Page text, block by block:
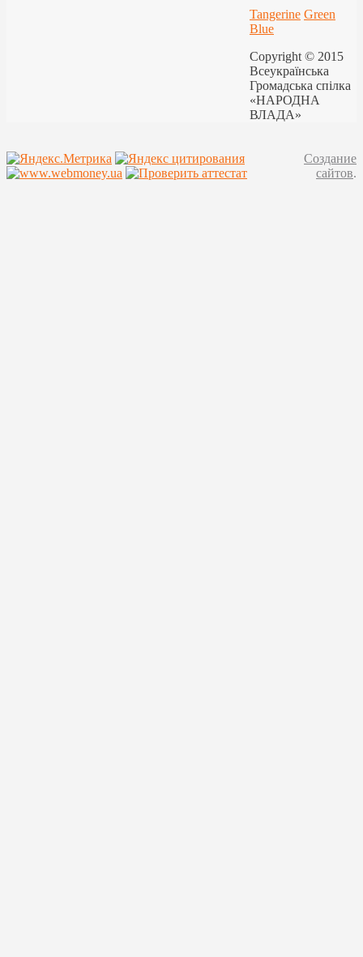
Tangerine Green
Blue
Copyright © 2015
Всеукраїнська
Громадська спілка
«НАРОДНА
ВЛАДА»
Создание
сайтов.